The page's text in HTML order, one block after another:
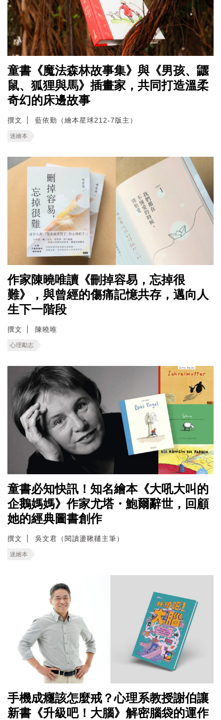
童書《魔法森林故事集》與《男孩、鼴
鼠、狐狸與馬》插畫家，共同打造溫柔
奇幻的床邊故事
撰文 藍依勤（繪本星球212-7版主）
迷繪本
作家陳曉唯讀《刪掉容易，忘掉很
難》，與曾經的傷痛記憶共存，邁向人
生下一階段
撰文 陳曉唯
心理勵志
童書必知快訊！知名繪本《大吼大叫的
企鵝媽媽》作家尤塔・鮑爾辭世，回顧
她的經典圖書創作
撰文 吳文君（閱讀盪鞦韆主筆）
迷繪本
手機成癮該怎麼戒？心理系教授謝伯讓
新書《升級吧！大腦》解密腦袋的運作